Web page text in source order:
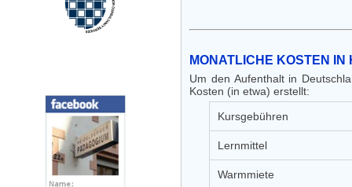
MONATLICHE KOSTEN IN
Um den Aufenthalt in
Kosten (in etwa) erstellt:
Kursgebühren
Lernmittel
Warmmiete